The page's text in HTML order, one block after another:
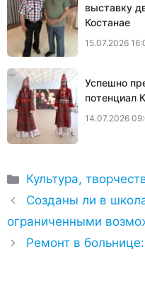
выставку
Костанае
15.07.2026
Успешно
потенциал
14.07.2026
Рубрики
Культура,
Созданы ли в
ограниченными
Ремонт в